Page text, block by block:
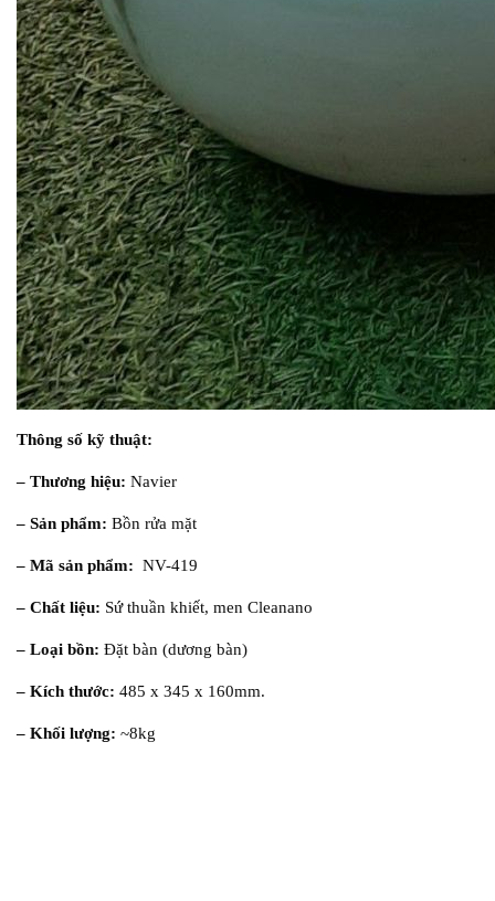
Thông số kỹ thuật:
– Thương hiệu: Navier
– Sản phẩm: Bồn rửa mặt
– Mã sản phẩm: NV-419
– Chất liệu: Sứ thuần khiết, men Cleanano
– Loại bồn: Đặt bàn (dương bàn)
– Kích thước: 485 x 345 x 160mm.
– Khối lượng: ~8kg